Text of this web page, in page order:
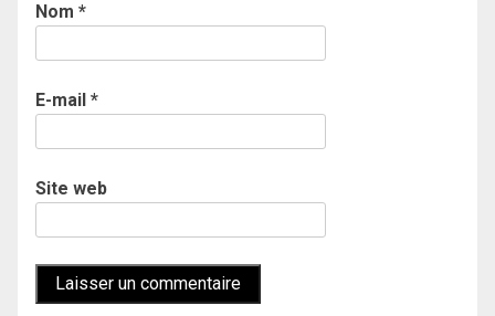
Nom *
E-mail *
Site web